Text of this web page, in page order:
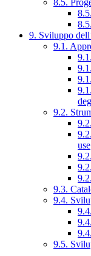
9. Sviluppo
9.1.
9.2.
use
9.3.
9.4.
9.5.